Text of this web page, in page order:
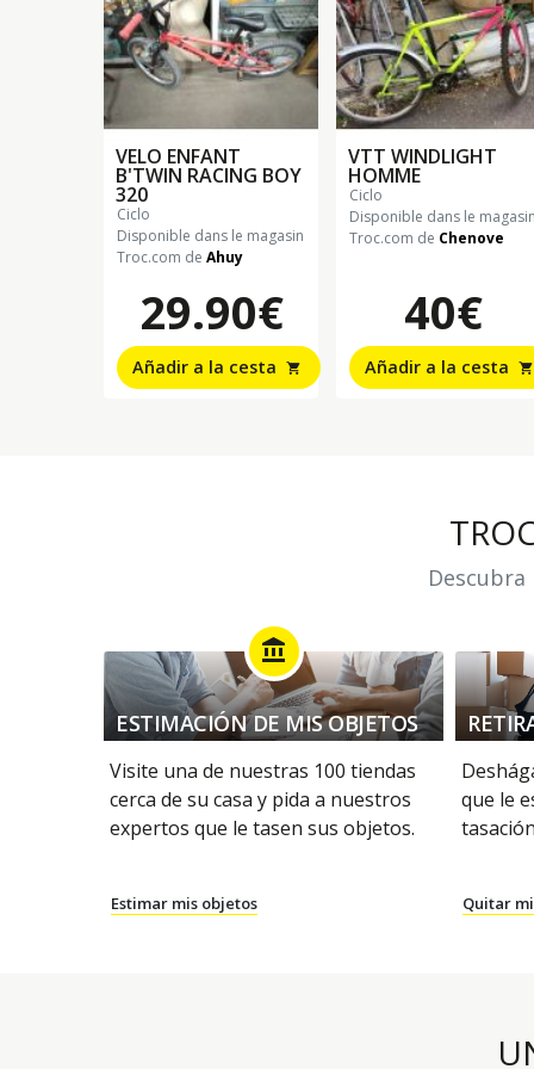
VELO ENFANT
B'TWIN RACING BOY
320
ciclo
Disponible dans le magasin
Troc.com de Ahuy
29.90€
Añadir a la cesta shopping_cart
VTT WINDLIGHT
HOMME
ciclo
Disponible dans le
Troc.com de Chenove
40€
Añadir a la cesta shopping_cart
account_balance
ESTIMACIÓN DE MIS OBJETOS
Visite una de nuestras 100 tiendas
cerca de su casa y pida a nuestros
expertos que le tasen sus objetos.
Estimar mis objetos
que le
Quitar